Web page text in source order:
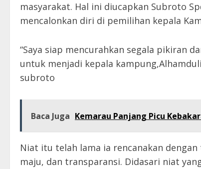
masyarakat. Hal ini diucapkan Subroto
mencalonkan diri di pemilihan kepala
“Saya siap mencurahkan segala pikiran
untuk menjadi kepala
subroto
Baca Juga Kemarau Panjang Picu
Niat itu telah lama ia rencanakan
maju, dan transparansi. Didasari niat